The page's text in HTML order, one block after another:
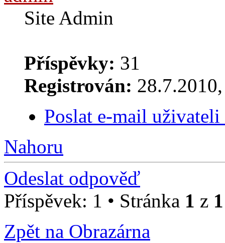
Site Admin
Příspěvky: 31
Registrován:
Poslat e-mail
Nahoru
Odeslat odpověď
Příspěvek: 1 • Stránka 1 z 1
Zpět na Obrazárna